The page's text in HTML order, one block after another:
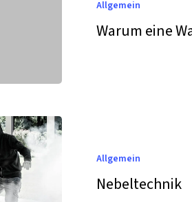
Allgemein
Warum eine
Allgemein
Nebeltechnik